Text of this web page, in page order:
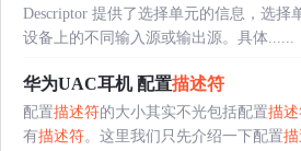
Descriptor 提供了选择单元的信息，选择
设备上的不同输入源或输出源。具体......
华为UAC耳机 配置描述符
配置描述符的大小其实不光包括配置描
有描述符。这里我们只先介绍一下配置